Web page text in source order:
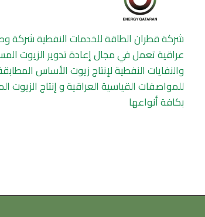
شركة قطران الطاقة للخدمات النفطية شركة
عراقية تعمل في مجال إعادة تدوير الزيوت
والنفايات النفطية لإنتاج زيوت الأساس
للمواصفات القياسية العراقية و إنتاج الزيوت
بكافة أنواعها